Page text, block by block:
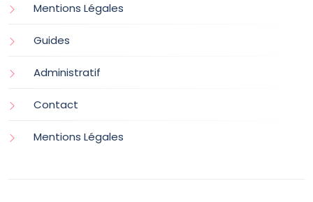
Mentions Légales
Guides
Administratif
Contact
Mentions Légales